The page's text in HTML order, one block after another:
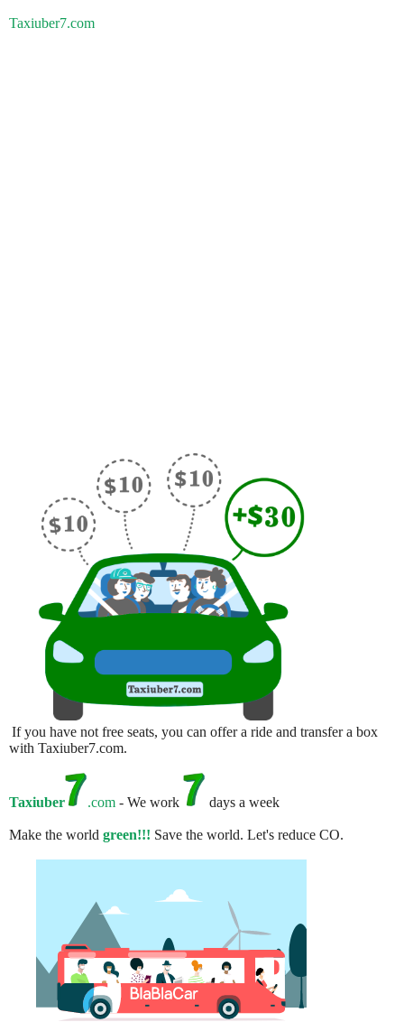
Taxiuber7.com
If you have not free seats, you can offer a ride and transfer a box
with Taxiuber7.com.
Taxiuber .com - We work days a week
Make the world green!!! Save the world. Let's reduce CO.